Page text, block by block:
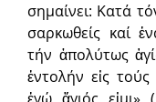
σημαίνει: Κατά
σαρκωθείς καί
τήν ἀπολύτως
ἐντολήν εἰς